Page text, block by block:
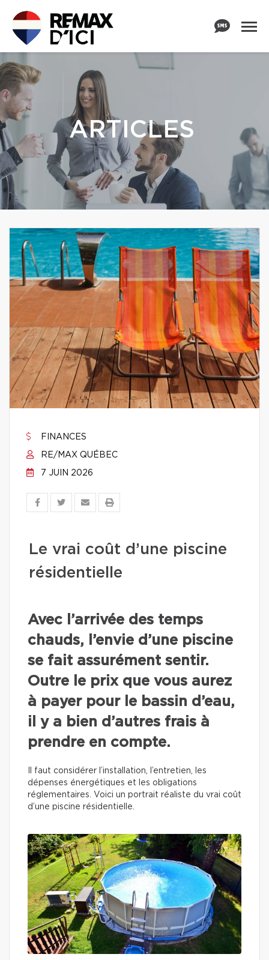
ARTICLES
FINANCES
RE/MAX QUÉBEC
7 JUIN 2026
Le vrai coût d’une piscine
résidentielle
Avec l’arrivée des temps
chauds, l’envie d’une piscine
se fait assurément sentir.
Outre le prix que vous aurez
à payer pour le bassin d’eau,
il y a bien d’autres frais à
prendre en compte.
Il faut considérer l’installation, l’entretien, les
dépenses énergétiques et les obligations
réglementaires. Voici un portrait réaliste du vrai coût
d’une piscine résidentielle.